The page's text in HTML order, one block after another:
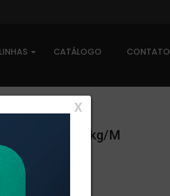
LINHAS CATÁLOGO CONTATO
X
LINEAR: 0,173kg/m